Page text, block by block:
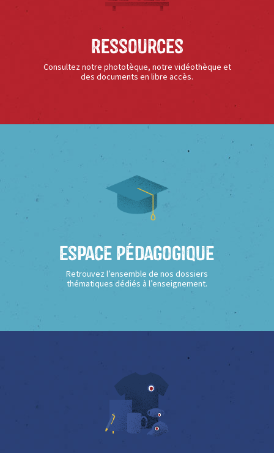
Ressources
Consultez notre phototèque, notre vidéothèque et
des documents en libre accès.
Espace Pédagogique
Retrouvez l’ensemble de nos dossiers
thématiques dédiés à l’enseignement.